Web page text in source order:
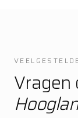
Vragen